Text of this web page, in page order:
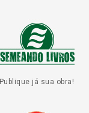
Publique já sua obra!